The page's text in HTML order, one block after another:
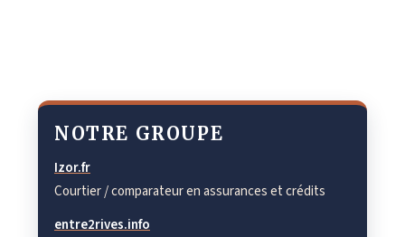
NOTRE GROUPE
Izor.fr
Courtier / comparateur en assurances et crédits
entre2rives.info